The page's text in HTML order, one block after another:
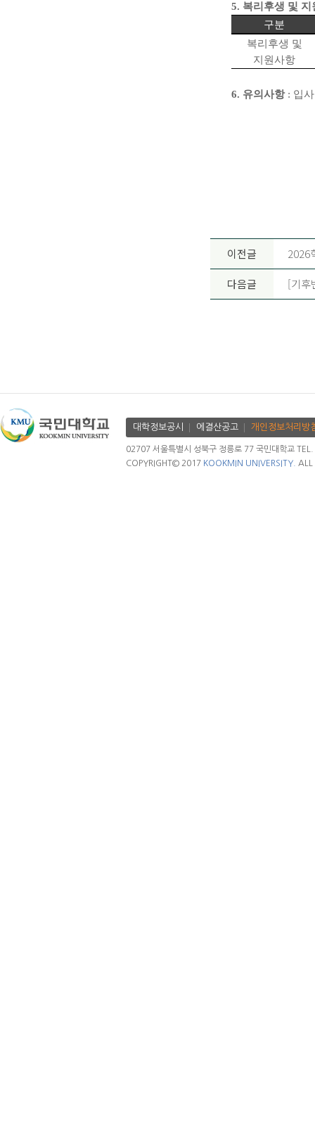
5. 복리후생 및 지
구분
복리후생 및
지원사항
6. 유의사항: 입
이전글 2026
다음글 [기후
대학정보공시 에결산공고 개인정보처리방
02707 서울특별시 성북구 정릉로 77 국민대학교
COPYRIGHT© 2017 KOOKMIN UNIVERSITY. ALL